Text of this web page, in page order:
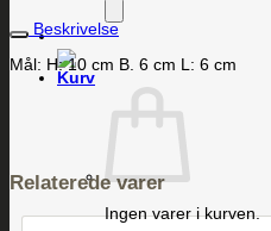
Ingen varer i kurven.
Beskrivelse
Mål: H: 10 cm B. 6 cm L: 6 cm
Relaterede varer